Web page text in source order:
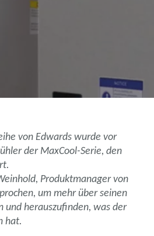
von Edwards wurde vor
der MaxCool-Serie, den
Produktmanager von
um mehr über seinen
und herauszufinden, was der
hat.